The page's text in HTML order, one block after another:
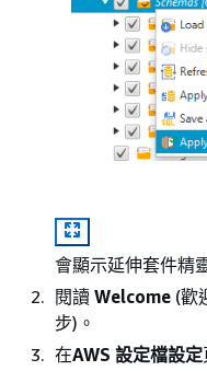
會顯示延伸套件精
閱讀 Welcome (歡
步)。
在AWS 設定檔設定